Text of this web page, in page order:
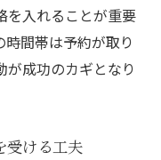
を入れることが重要
間帯は予約が取り
成功のカギとなり
受ける工夫